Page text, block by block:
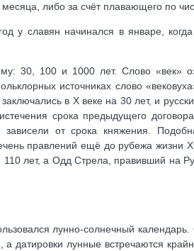
либо за счёт плавающего по
у славян начинался в январе,
30, 100 и 1000 лет. Слово «век»
источниках слово
в X веке на 30 лет, и
срока предыдущего
от срока княжения.
правлений ещё до рубежа жизни
лет, а Одд Стрела, правивший на
лунно-солнечный
а датировки лунные встречаются